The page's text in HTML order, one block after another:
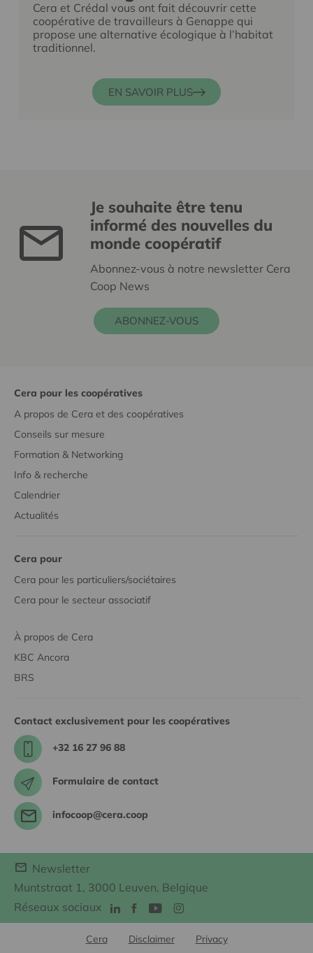
Cera et Crédal vous ont fait découvrir cette
coopérative de travailleurs à Genappe qui
propose une alternative écologique à l’habitat
traditionnel.
EN SAVOIR PLUS
Je souhaite être tenu
informé des nouvelles du
monde coopératif
Abonnez-vous à notre newsletter Cera
Coop News
ABONNEZ-VOUS
Cera pour les coopératives
A propos de Cera et des coopératives
Conseils sur mesure
Formation & Networking
Info & recherche
Calendrier
Actualités
Cera pour
Cera pour les particuliers/sociétaires
Cera pour le secteur associatif
À propos de Cera
KBC Ancora
BRS
Contact exclusivement pour les coopératives
+32 16 27 96 88
Formulaire de contact
infocoop@cera.coop
Newsletter
Muntstraat 1, 3000 Leuven, Belgique
Réseaux sociaux
Cera Disclaimer
Privacy